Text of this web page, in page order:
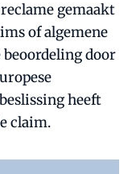
gemaakt
of algemene
beoordeling door
heeft
claim.